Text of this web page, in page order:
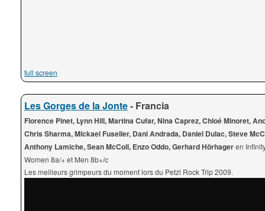
full screen
Les Gorges de la Jonte- Francia
Florence Pinet, Lynn Hill, Martina Cufar, Nina Caprez, Chloé Minoret,
Chris Sharma, Mickael Fuselier, Dani Andrada, Daniel Dulac, Steve
Anthony Lamiche, Sean McColl, Enzo Oddo, Gerhard Hörhageren
Women 8a/+ et Men 8b+/c
Les meilleurs grimpeurs du moment lors du Petzl Rock Trip 2009.